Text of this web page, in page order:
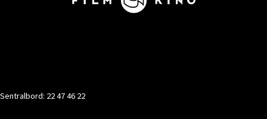
Sentralbord: 22 47 46 22